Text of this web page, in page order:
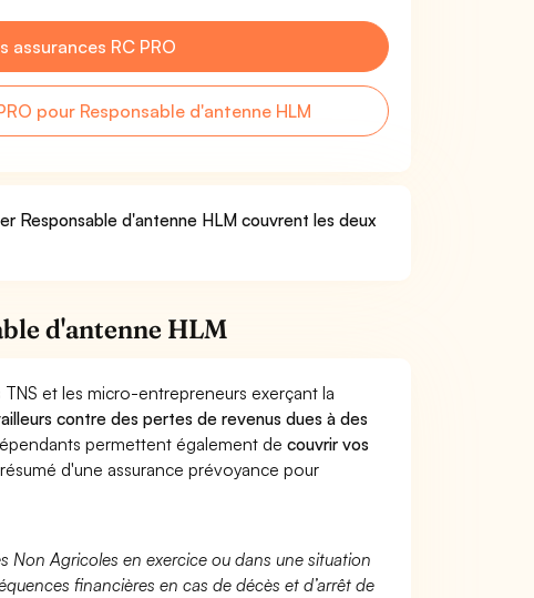
assurances RC PRO
pour Responsable d'antenne HLM
Responsable d'antenne HLM couvrent les deux
d'antenne HLM
et les micro-entrepreneurs exerçant la
contre des pertes de revenus dues à des
permettent également decouvrir vos
d'une assurance prévoyance pour
Non Agricoles en exercice ou dans une situation
financières en cas de décès et d’arrêt de